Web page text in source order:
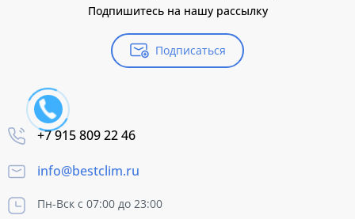
Подпишитесь на нашу рассылку
Подписаться
+7 915 809 22 46
info@bestclim.ru
Пн-Вск с 07:00 до 23:00